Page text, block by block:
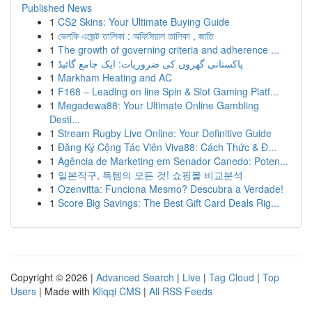
Published News
1 CS2 Skins: Your Ultimate Buying Guide
1 ভেলকি এজেন্ট তালিকা : অফিসিয়াল তালিকা , জাতি
1 The growth of governing criteria and adherence ...
1 پاکستانی گھروں کی ضروریات: ایک جامع گائیڈ
1 Markham Heating and AC
1 F168 – Leading on line Spin & Slot Gaming Platf...
1 Megadewa88: Your Ultimate Online Gambling
Desti...
1 Stream Rugby Live Online: Your Definitive Guide
1 Đăng Ký Cộng Tác Viên Viva88: Cách Thức & Đ...
1 Agência de Marketing em Senador Canedo: Poten...
1 일본직구, 득템의 모든 것! 쇼핑몰 비교분석
1 Ozenvitta: Funciona Mesmo? Descubra a Verdade!
1 Score Big Savings: The Best Gift Card Deals Rig...
Copyright © 2026 | Advanced Search | Live | Tag Cloud | Top
Users | Made with Kliqqi CMS | All RSS Feeds